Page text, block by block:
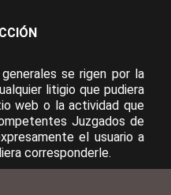
se rigen por la
litigio que pudiera
web o la actividad que
Juzgados de
el usuario a
corresponderle.